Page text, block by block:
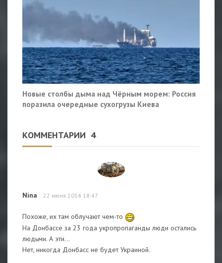
Новые столбы дыма над Чёрным морем: Россия
поразила очередные сухогрузы Киева
КОММЕНТАРИИ 4
Nina 22 июня 2014 18:47
Похоже, их там облучают чем-то
На Донбассе за 23 года укропропаганды люди остались
людьми. А эти...
Нет, никогда Донбасс не будет Украиной.